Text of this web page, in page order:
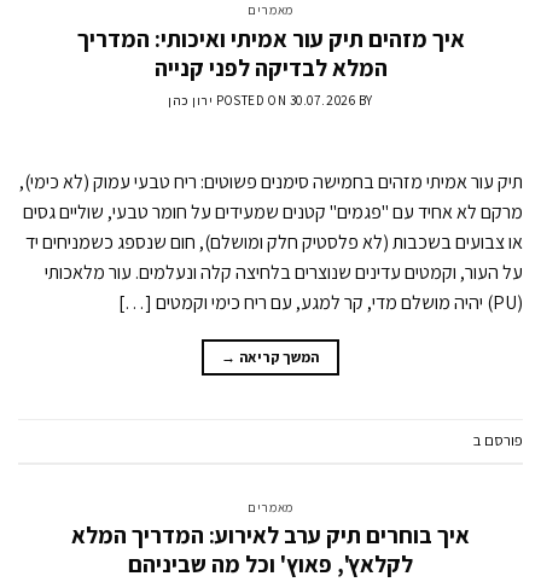
מאמרים
איך מזהים תיק עור אמיתי ואיכותי: המדריך
המלא לבדיקה לפני קנייה
POSTED ON 30.07.2026 BY ירון כהן
תיק עור אמיתי מזהים בחמישה סימנים פשוטים: ריח טבעי עמוק (לא כימי),
מרקם לא אחיד עם "פגמים" קטנים שמעידים על חומר טבעי, שוליים גסים
או צבועים בשכבות (לא פלסטיק חלק ומושלם), חום שנספג כשמניחים יד
על העור, וקמטים עדינים שנוצרים בלחיצה קלה ונעלמים. עור מלאכותי
(PU) יהיה מושלם מדי, קר למגע, עם ריח כימי וקמטים […]
המשך קריאה →
פורסם ב
מאמרים
איך בוחרים תיק ערב לאירוע: המדריך המלא
לקלאץ', פאוץ' וכל מה שביניהם